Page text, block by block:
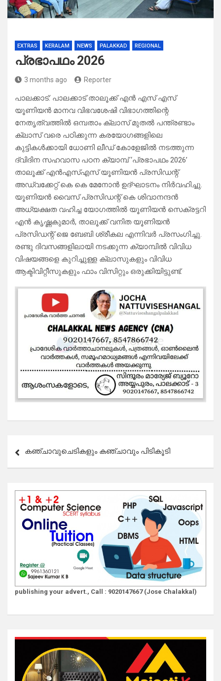
EXTRAS KERALAM NEWS PALAKKAD REGIONAL
പ്രഭാപഥം 2026
3 months ago Reporter
പാലക്കാട്: പാലക്കാട് താലൂക്ക് എൻ എസ് എസ്
യൂണിയൻ മാനവ വിഭവശേഷി വിഭാഗത്തിന്റെ
നേതൃത്വത്തിൽ ഒമ്പതാം ക്ലാസ് മുതൽ പന്ത്രണ്ടാം
ക്ലാസ് വരെ പഠിക്കുന്ന കരയോഗങ്ങളിലെ
കുട്ടികൾക്കായി ധോണി ലീഡ് കോളേജിൽ നടത്തുന്ന
ദ്വിദിന സഹവാസ പഠന ക്യാമ്പ് ‘പ്രഭാപഥം 2026’
താലൂക്ക് എൻഎസ്എസ് യൂണിയൻ പ്രസിഡന്റ്
അഡ്വക്കേറ്റ് കെ കെ മേനോൻ ഉദ്ഘാടനം നിർവഹിച്ചു.
യൂണിയൻ വൈസ് പ്രസിഡന്റ് കെ ശിവാനന്ദൻ
അധ്യക്ഷത വഹിച്ച യോഗത്തിൽ യൂണിയൻ സെക്രട്ടറി
എൻ കൃഷ്ണകുമാർ, താലൂക്ക് വനിത യൂണിയൻ
പ്രസിഡന്റ് ജെ ബേബി ശ്രീകല എന്നിവർ പ്രസംഗിച്ചു.
രണ്ടു ദിവസങ്ങളിലായി നടക്കുന്ന ക്യാമ്പിൽ വിവിധ
വിഷയങ്ങളെ കുറിച്ചുള്ള ക്ലാസുകളും വിവിധ
ആക്ടിവിറ്റീസുകളും ഫാം വിസിറ്റും ഒരുക്കിയിട്ടുണ്ട്.
navigation
കഞ്ചാവുചെടികളും കഞ്ചാവും പിടികൂടി
publishing your advert., Call : 9020147667 (Jose Chalakkal)